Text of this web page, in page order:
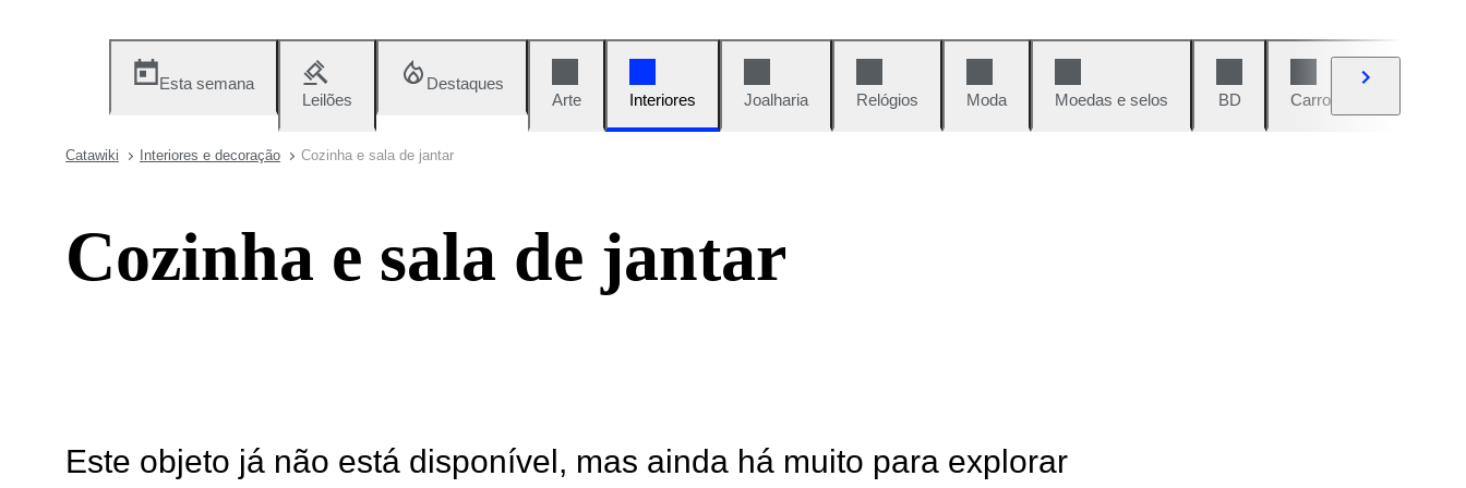
Esta semana
Leilões
Destaques
Arte
Interiores Joalharia Relógios Moda Moedas e selos BD Carros e motos
Catawiki Interiores e decoração Cozinha e sala de jantar
Cozinha e sala de jantar
Este objeto já não está disponível, mas ainda há muito para explorar